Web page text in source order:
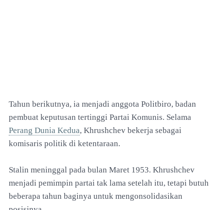
Tahun berikutnya, ia menjadi anggota Politbiro, badan
pembuat keputusan tertinggi Partai Komunis. Selama
Perang Dunia Kedua, Khrushchev bekerja sebagai
komisaris politik di ketentaraan.
Stalin meninggal pada bulan Maret 1953. Khrushchev
menjadi pemimpin partai tak lama setelah itu, tetapi butuh
beberapa tahun baginya untuk mengonsolidasikan